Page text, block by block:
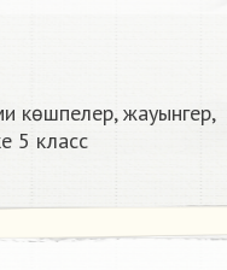
көшпелер, жауынгер,
5 класс​